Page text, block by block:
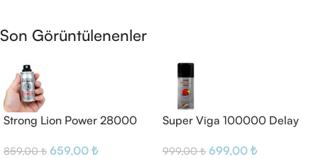
Son Görüntülenenler
Strong Lion Power 28000
859,00₺ 659,00 ₺
Super Viga 100000 Delay
999,00₺ 699,00 ₺